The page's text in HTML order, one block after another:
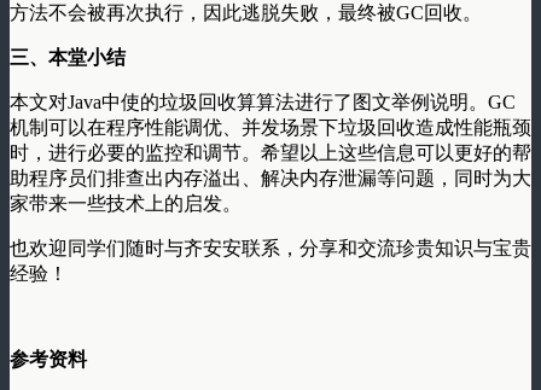
方法不会被再次执行，因此逃脱失败，最终被GC回收。
三、本堂小结
本文对Java中使的垃圾回收算算法进行了图文举例说明。GC
机制可以在程序性能调优、并发场景下垃圾回收造成性能瓶颈
时，进行必要的监控和调节。希望以上这些信息可以更好的帮
助程序员们排查出内存溢出、解决内存泄漏等问题，同时为大
家带来一些技术上的启发。
也欢迎同学们随时与齐安安联系，分享和交流珍贵知识与宝贵
经验！
参考资料